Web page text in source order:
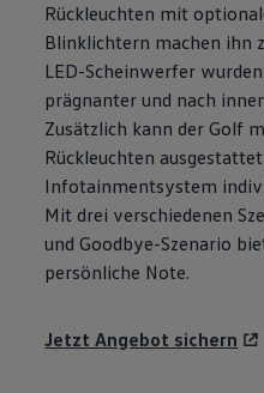
Motorenöl
Räder und
Pannen- und
Economy
Volkswagen
Zubehör
Schutz und
Transport
Wallbox und
Digitale Extras
Handy und
Rückleuchten mit
Blinklichtern machen ihn
LED-Scheinwerfer
prägnanter und nach
Zusätzlich kann der Golf
Rückleuchten
Infotainmentsystem
Mit drei verschiedenen
und Goodbye-Szenario
persönliche Note.
Jetzt Angebot sichern